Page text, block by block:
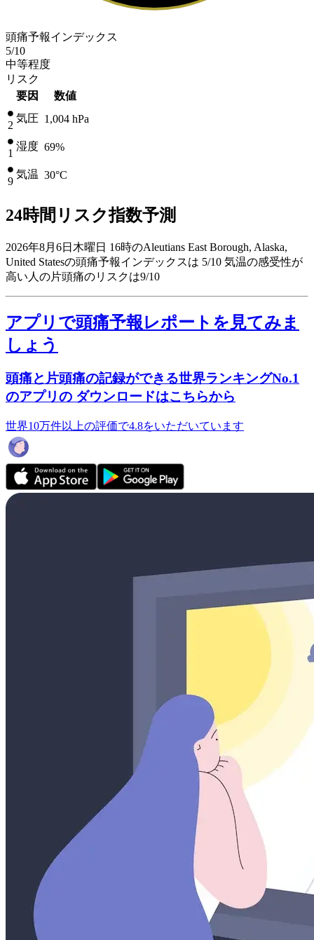
頭痛予報インデックス
5/10
中等程度
リスク
要因
数値
2
気圧 1,004 hPa
1
湿度 69%
9
気温 30°C
24時間リスク指数予測
2026年8月6日木曜日 16時のAleutians East Borough, Alaska,
United Statesの頭痛予報インデックスは 5/10 気温の感受性が
高い人の片頭痛のリスクは9/10
アプリで頭痛予報レポートを見てみま
しょう
頭痛と片頭痛の記録ができる世界ランキングNo.1
のアプリの ダウンロードはこちらから
世界10万件以上の評価で4.8をいただいています